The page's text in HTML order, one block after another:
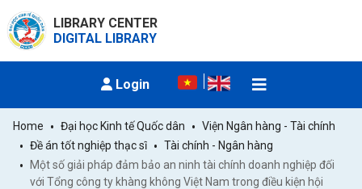
LIBRARY CENTER
DIGITAL LIBRARY
Login
Home Đại học Kinh tế Quốc dân
Viện Ngân hàng - Tài chính
Đề án tốt nghiệp thạc sĩ
Tài chính - Ngân hàng
Một số giải pháp đảm bảo an ninh tài chính doanh nghiệp đối
với Tổng công ty khàng không Việt Nam trong điều kiện hội